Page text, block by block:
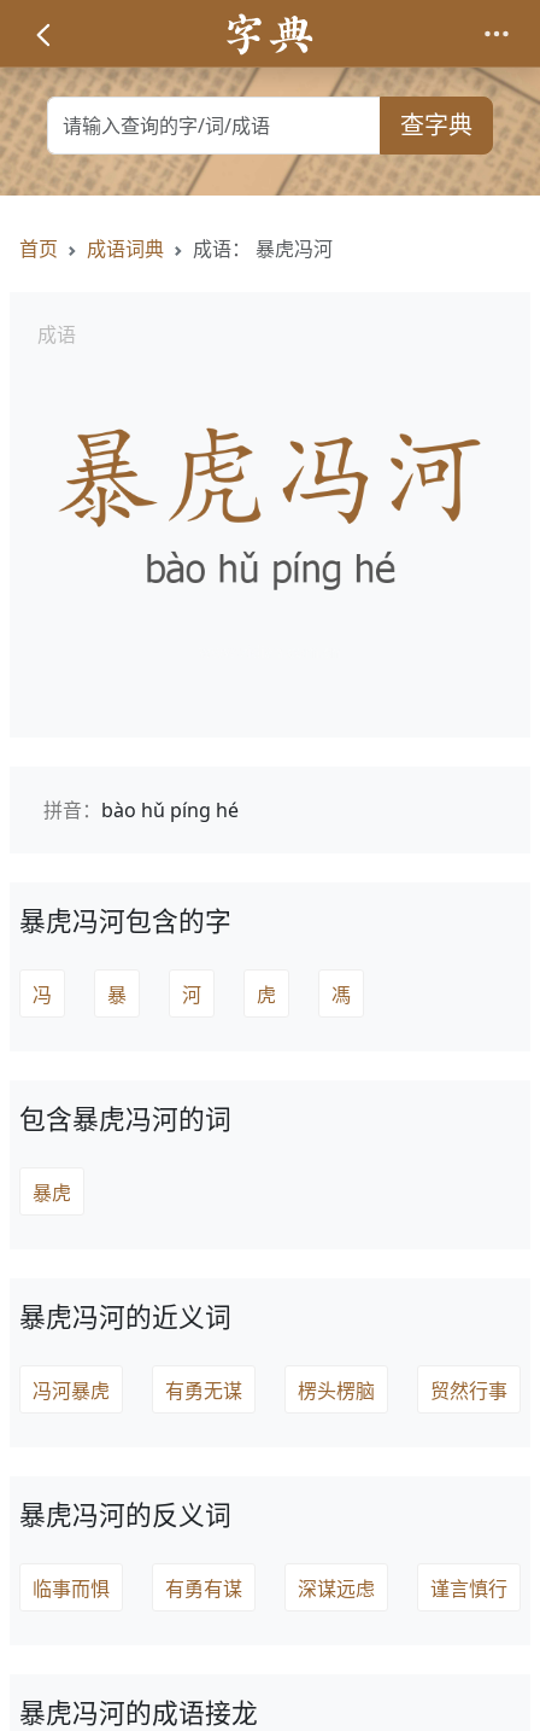
查字典
首页 成语词典 成语： 暴虎冯河
成语
拼音： bào hǔ píng hé
暴虎冯河包含的字
冯 暴 河 虎 馮
包含暴虎冯河的词
暴虎
暴虎冯河的近义词
冯河暴虎 有勇无谋 楞头楞脑 贸然行事
暴虎冯河的反义词
临事而惧 有勇有谋 深谋远虑 谨言慎行
暴虎冯河的成语接龙